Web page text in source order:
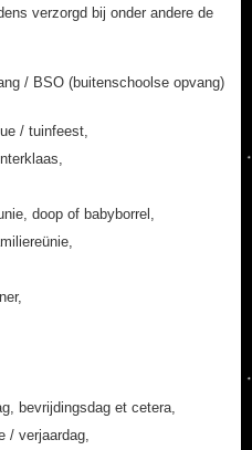
verzorgd bij onder andere de
/ BSO (buitenschoolse opvang)
/ tuinfeest,
doop of babyborrel,
bevrijdingsdag et cetera,
/ verjaardag,